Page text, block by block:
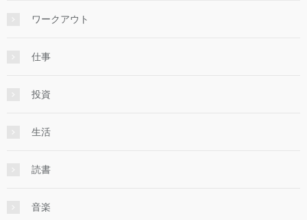
ワークアウト
仕事
投資
生活
読書
音楽